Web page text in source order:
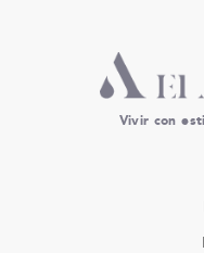
Vivir con